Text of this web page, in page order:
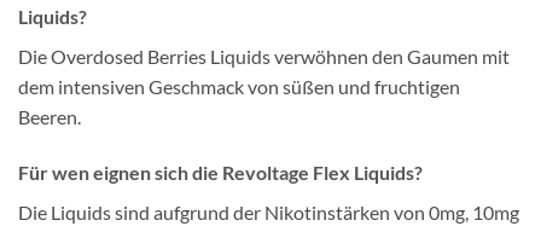
Liquids?
Die Overdosed Berries Liquids verwöhnen den Gaumen mit
dem intensiven Geschmack von süßen und fruchtigen
Beeren.
Für wen eignen sich die Revoltage Flex Liquids?
Die Liquids sind aufgrund der Nikotinstärken von 0mg, 10mg